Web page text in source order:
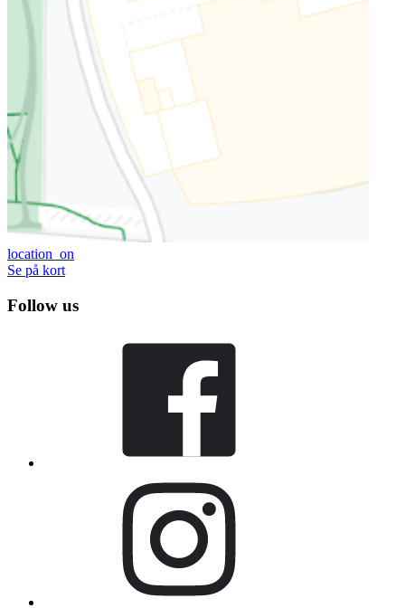
location_on
Se på kort
Follow us